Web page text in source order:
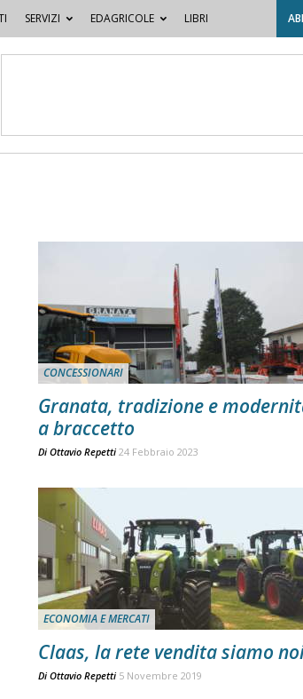
SERVIZI EDAGRICOLE LIBRI
CONCESSIONARI
Granata, tradizione e
a braccetto
Di Ottavio Repetti 24 Febbraio 2023
ECONOMIA E MERCATI
Claas, la rete vendita siamo
Di Ottavio Repetti 5 Novembre 2019